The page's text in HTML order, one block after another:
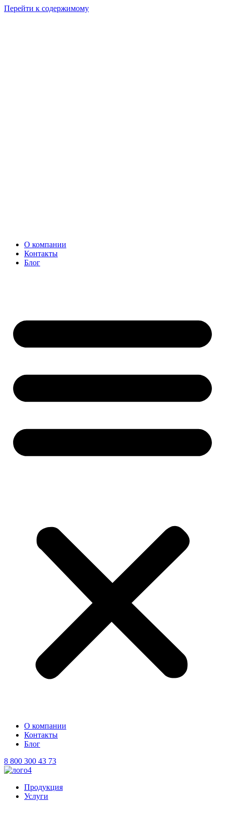
Перейти к содержимому
О компании
Контакты
Блог
О компании
Контакты
Блог
8 800 300 43 73
Продукция
Услуги